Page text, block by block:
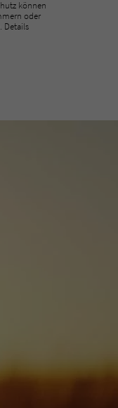
können
oder
Details